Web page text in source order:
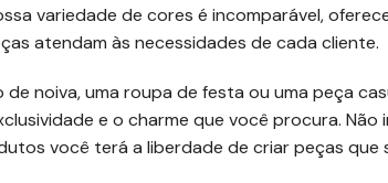
variedade de cores é incomparável,
atendam às necessidades de cada cliente.
de noiva, uma roupa de festa ou uma peça
e o charme que você procura.
você terá a liberdade de criar peças que